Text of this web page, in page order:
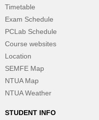
Timetable
Exam Schedule
PCLab Schedule
Course websites
Location
SEMFE Map
NTUA Map
NTUA Weather
STUDENT INFO